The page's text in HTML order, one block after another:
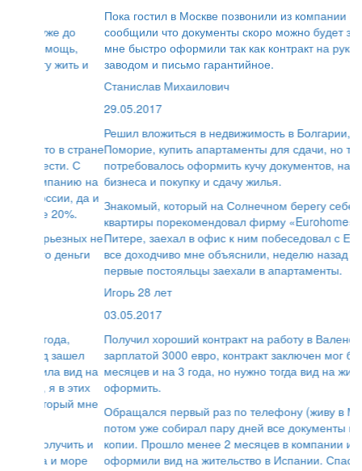
Пока гостил в Москве позвонили из компании и
сообщили что документы скоро можно будет забирать,
мне быстро оформили так как контракт на руках был с
заводом и письмо гарантийное.
Станислав Михаилович
Решил вложиться в недвижимость в Болгарии, в городе
Поморие, купить апартаменты для сдачи, но там
потребовалось оформить кучу документов, на ведение
бизнеса и покупку и сдачу жилья.
Знакомый, который на Солнечном берегу себе покупал
квартиры порекомендовал фирму «Eurohome». Живу в
Питере, заехал в офис к ним побеседовал с Евгением,
все доходчиво мне объяснили, неделю назад уже
первые постояльцы заехали в апартаменты.
Игорь 28 лет
Получил хороший контракт на работу в Валенсии с
зарплатой 3000 евро, контракт заключен мог быть и на 6
месяцев и на 3 года, но нужно тогда вид на жительство
оформить.
Обращался первый раз по телефону (живу в Москве),
потом уже собирал пару дней все документы и делал
копии. Прошло менее 2 месяцев в компании и мне
оформили вид на жительство в Испании. Спасибо.